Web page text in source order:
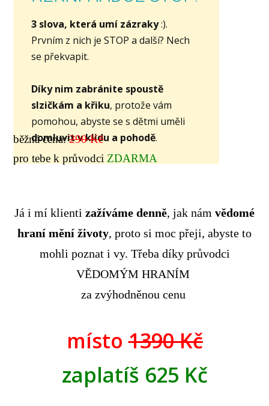
3 slova, která umí zázraky:).
Prvním z nich je STOP a další? Nech
se překvapit.
Díky nim zabránite spoustě
slzičkám a křiku, protože vám
pomohou, abyste se s dětmi uměli
domluvit v klidu a pohodě.
běžná cena:290 Kč
pro tebe k průvodci ZDARMA
Já i mí klienti zažíváme denně, jak nám vědomé
hraní mění životy, proto si moc přeji, abyste to
mohli poznat i vy. Třeba díky průvodci
VĚDOMÝM HRANÍM
za zvýhodněnou cenu
místo1390Kč
zaplatíš 625 Kč